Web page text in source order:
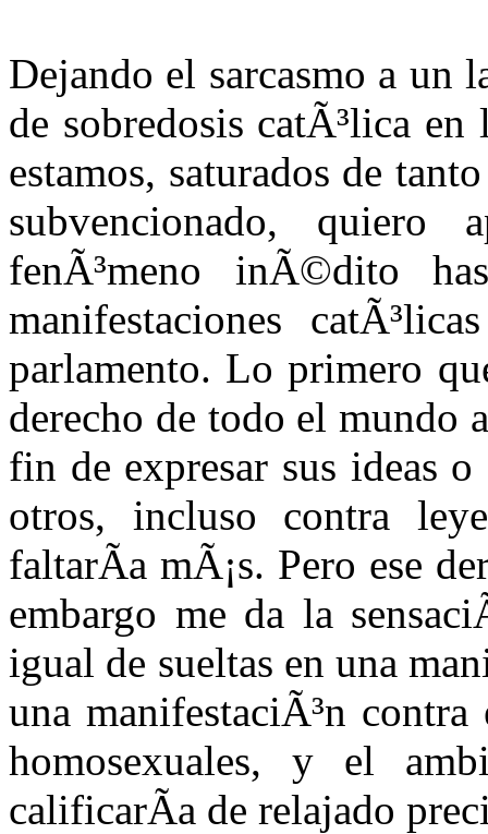
Dejando el sarcasmo a un
de sobredosis catÃ³lica
estamos, saturados de
subvencionado, quiero
fenÃ³meno inÃ©dito
manifestaciones
parlamento. Lo primero
derecho de todo el mundo
fin de expresar sus ideas
otros, incluso contra
faltarÃ­a mÃ¡s. Pero ese
embargo me da la
igual de sueltas en una
una manifestaciÃ³n
homosexuales, y el
calificarÃ­a de relajado